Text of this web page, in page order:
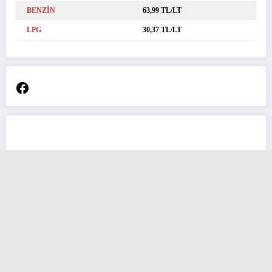
BENZİN 63,99 TL/LT
LPG 30,37 TL/LT
Facebook